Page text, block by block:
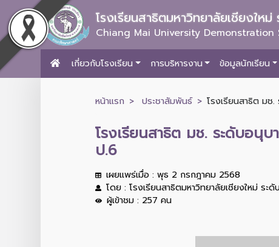
โรงเรียนสาธิตมหาวิทยาลัยเชียงให
Chiang Mai University
เกี่ยวกับโรงเรียน การบริหารงาน ข้อมูลนักเรียน
หน้าแรก ประชาสัมพันธ์ โรงเรียนสาธิต มช
โรงเรียนสาธิต มช. ระดับอนุ
ป.6
เผยแพร่เมื่อ : พุธ 2 กรกฎาคม 2568
โดย : โรงเรียนสาธิตมหาวิทยาลัยเชียงใหม่ ระ
ผู้เข้าชม : 257 คน